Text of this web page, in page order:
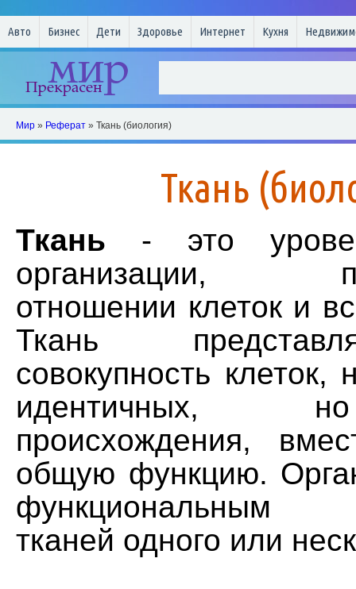
Авто Бизнес Дети Здоровье Интернет Кухня
Мир » Реферат » Ткань (биология)
Ткань
Ткань - это
организации,
отношении клеток и
Ткань
совокупность клеток,
идентичных,
происхождения,
общую функцию.
функциональным
тканей одного или